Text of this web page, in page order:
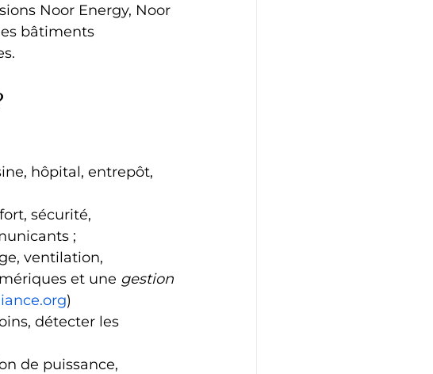
Noor Energy, Noor
bâtiments
hôpital, entrepôt,
sécurité,
;
ventilation,
et une gestion
)
détecter les
de puissance,